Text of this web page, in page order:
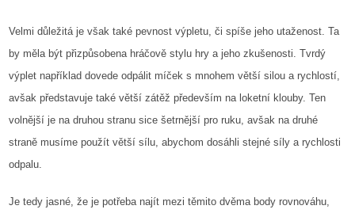
Velmi důležitá je však také pevnost výpletu, či spíše jeho utaženost. Ta
by měla být přizpůsobena hráčově stylu hry a jeho zkušenosti. Tvrdý
výplet například dovede odpálit míček s mnohem větší silou a rychlostí,
avšak představuje také větší zátěž především na loketní klouby. Ten
volnější je na druhou stranu sice šetrnější pro ruku, avšak na druhé
straně musíme použít větší sílu, abychom dosáhli stejné síly a rychlosti
odpalu.
Je tedy jasné, že je potřeba najít mezi těmito dvěma body rovnováhu,